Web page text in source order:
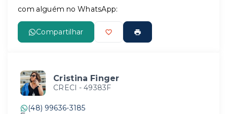
com alguém no WhatsApp:
Compartilhar
Cristina Finger
CRECI - 49383F
(48) 99636-3185